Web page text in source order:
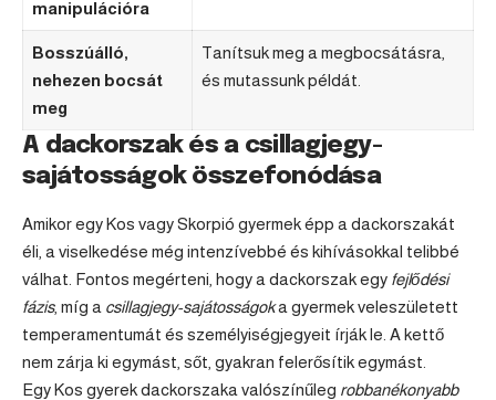
manipulációra
Bosszúálló,
nehezen bocsát
meg
Tanítsuk meg a megbocsátásra,
és mutassunk példát.
A dackorszak és a csillagjegy-
sajátosságok összefonódása
Amikor egy Kos vagy Skorpió gyermek épp a dackorszakát
éli, a viselkedése még intenzívebbé és kihívásokkal telibbé
válhat. Fontos megérteni, hogy a dackorszak egy fejlődési
fázis, míg a csillagjegy-sajátosságoka gyermek veleszületett
temperamentumát és személyiségjegyeit írják le. A kettő
nem zárja ki egymást, sőt, gyakran felerősítik egymást.
Egy Kos gyerek dackorszaka valószínűleg robbanékonyabb